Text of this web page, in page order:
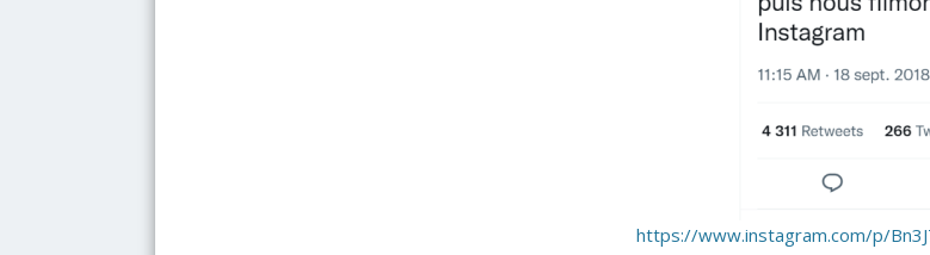
https://www.instagram.com/p/